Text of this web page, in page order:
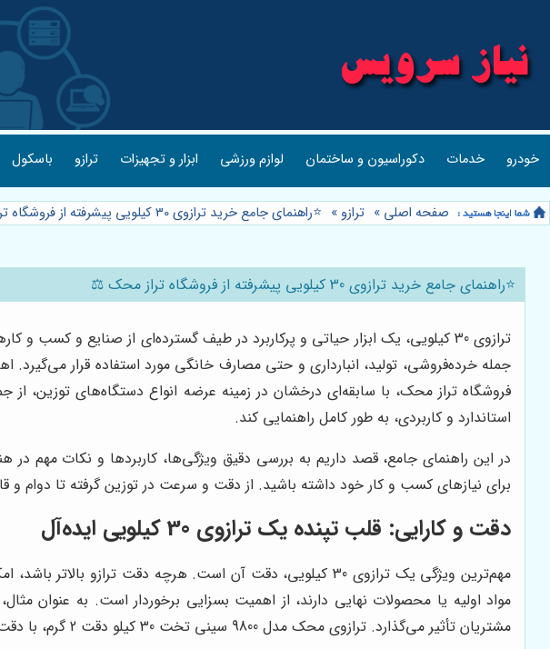
خودرو خدمات دکوراسیون و ساختمان لوازم ورزشی ابزار و تجهیزات ترازو باسکول
صفحه اصلی » ترازو » ⭐️راهنمای جامع خرید ترازوی 30 کیلویی پیشرفته از فروشگاه تراز محک ⚖️
⭐️راهنمای جامع خرید ترازوی 30 کیلویی پیشرفته از فروشگاه تراز محک ⚖️
جمله خرده‌فروشی، تولید، انبارداری و حتی مصارف خانگی مورد استفاده قرار
فروشگاه تراز محک، با سابقه‌ای درخشان در زمینه عرضه انواع دستگاه‌های توزین، از
استاندارد و کاربردی، به طور کامل راهنمایی کند.
در این راهنمای جامع، قصد داریم به بررسی دقیق ویژگی‌ها، کاربردها و نکات مهم در هنگام خرید ترازوی
برای نیازهای کسب و کار خود داشته باشید. از دقت و سرعت در توزین گرفته تا دوام و
دقت و کارایی: قلب تپنده یک ترازوی 30 کیلویی ایده‌آل
مهم‌ترین ویژگی یک ترازوی 30 کیلویی، دقت آن است. هرچه دقت
مواد اولیه یا محصولات نهایی دارند، از اهمیت بسزایی برخوردار است. به عنوان
مشتریان تأثیر می‌گذارد. ترازوی محک مدل 9800 سینی تخت 30 کیلو دقت 2 گرم، با دقت 2 گرم، یکی از گزینه‌های ایده‌آل برای این منظور به شمار می‌رود.